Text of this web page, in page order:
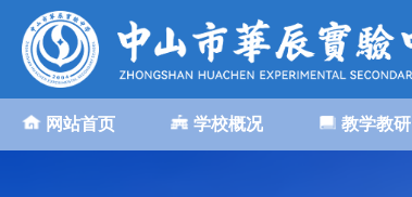
网站首页 学校概况 教学教研